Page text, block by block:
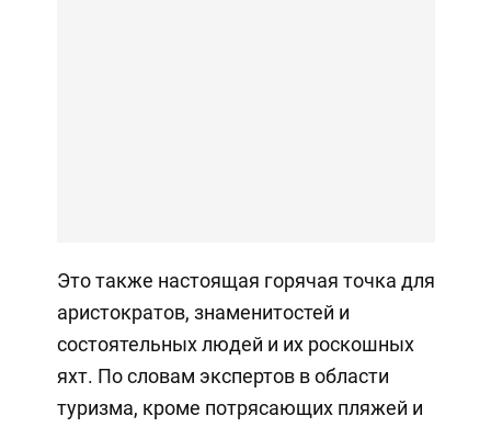
Это также настоящая горячая точка для
аристократов, знаменитостей и
состоятельных людей и их роскошных
яхт. По словам экспертов в области
туризма, кроме потрясающих пляжей и